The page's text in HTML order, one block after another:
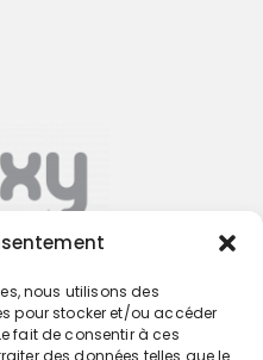
nous utilisons des
pour stocker et/ou accéder
fait de consentir à ces
des données telles que le
cabinet